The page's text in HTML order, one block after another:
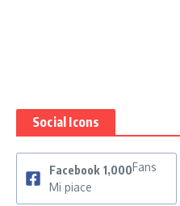
Social Icons
Facebook 1,000Fans
Mi piace